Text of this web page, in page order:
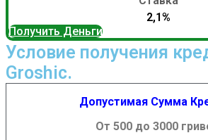
2,1%
Получить Деньги
Условие получения
Groshic.
Допустимая Сумма
От 500 до 3000